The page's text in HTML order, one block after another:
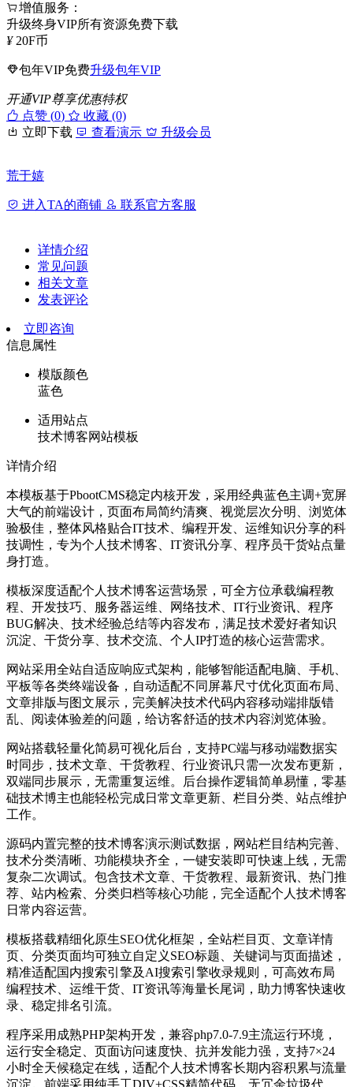
增值服务：
升级终身VIP所有资源免费下载
¥ 20F币
包年VIP免费升级包年VIP
开通VIP尊享优惠特权
点赞 (0)
收藏 (0)
立即下载
查看演示 升级会员
荒于嬉
进入TA的商铺 联系官方客服
详情介绍
常见问题
相关文章
发表评论
立即咨询
信息属性
模版颜色
蓝色
适用站点
技术博客网站模板
详情介绍
本模板基于PbootCMS稳定内核开发，采用经典蓝色主调+宽屏
大气的前端设计，页面布局简约清爽、视觉层次分明、浏览体
验极佳，整体风格贴合IT技术、编程开发、运维知识分享的科
技调性，专为个人技术博客、IT资讯分享、程序员干货站点量
身打造。
模板深度适配个人技术博客运营场景，可全方位承载编程教
程、开发技巧、服务器运维、网络技术、IT行业资讯、程序
BUG解决、技术经验总结等内容发布，满足技术爱好者知识
沉淀、干货分享、技术交流、个人IP打造的核心运营需求。
网站采用全站自适应响应式架构，能够智能适配电脑、手机、
平板等各类终端设备，自动适配不同屏幕尺寸优化页面布局、
文章排版与图文展示，完美解决技术代码内容移动端排版错
乱、阅读体验差的问题，给访客舒适的技术内容浏览体验。
网站搭载轻量化简易可视化后台，支持PC端与移动端数据实
时同步，技术文章、干货教程、行业资讯只需一次发布更新，
双端同步展示，无需重复运维。后台操作逻辑简单易懂，零基
础技术博主也能轻松完成日常文章更新、栏目分类、站点维护
工作。
源码内置完整的技术博客演示测试数据，网站栏目结构完善、
技术分类清晰、功能模块齐全，一键安装即可快速上线，无需
复杂二次调试。包含技术文章、干货教程、最新资讯、热门推
荐、站内检索、分类归档等核心功能，完全适配个人技术博客
日常内容运营。
模板搭载精细化原生SEO优化框架，全站栏目页、文章详情
页、分类页面均可独立自定义SEO标题、关键词与页面描述，
精准适配国内搜索引擎及AI搜索引擎收录规则，可高效布局
编程技术、运维干货、IT资讯等海量长尾词，助力博客快速收
录、稳定排名引流。
程序采用成熟PHP架构开发，兼容php7.0-7.9主流运行环境，
运行安全稳定、页面访问速度快、抗并发能力强，支持7×24
小时全天候稳定在线，适配个人技术博客长期内容积累与流量
沉淀。前端采用纯手工DIV+CSS精简代码，无冗余垃圾代